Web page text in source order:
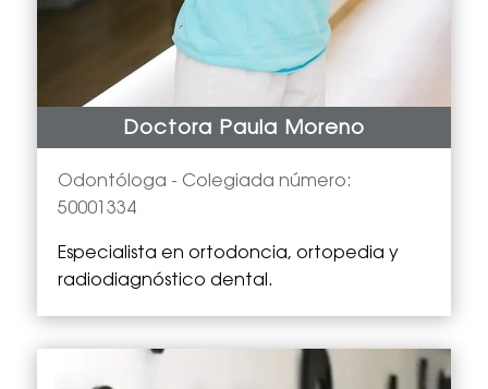
Doctora Paula Moreno
Odontóloga - Colegiada número:
50001334
Especialista en ortodoncia, ortopedia y
radiodiagnóstico dental.